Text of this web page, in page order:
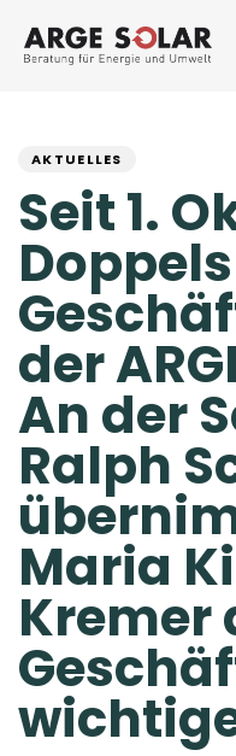
links
primary
content
AKTUELLES
Seit 1.
der
An der
Ralph
Maria
Kremer